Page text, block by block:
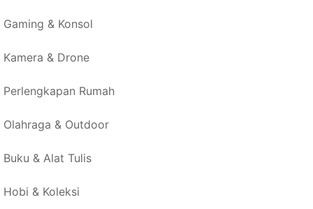
Gaming & Konsol
Kamera & Drone
Perlengkapan Rumah
Olahraga & Outdoor
Buku & Alat Tulis
Hobi & Koleksi